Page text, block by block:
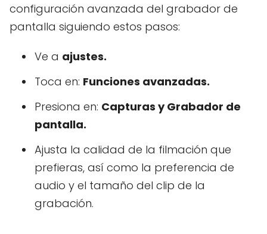
configuración avanzada del grabador de
pantalla siguiendo estos pasos:
Ve a ajustes.
Toca en: Funciones avanzadas.
Presiona en: Capturas y Grabador de
pantalla.
Ajusta la calidad de la filmación que
prefieras, así como la preferencia de
audio y el tamaño del clip de la
grabación.